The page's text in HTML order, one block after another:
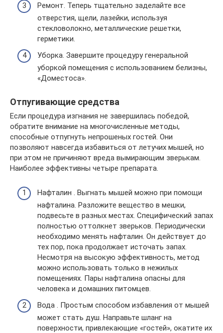
Ремонт. Теперь тщательно заделайте все
отверстия, щели, лазейки, используя
стекловолокно, металлические решетки,
герметики.
Уборка. Завершите процедуру генеральной
уборкой помещения с использованием белизны,
«Доместоса».
Отпугивающие средства
Если процедура изгнания не завершилась победой,
обратите внимание на многочисленные методы,
способные отпугнуть непрошеных гостей. Они
позволяют навсегда избавиться от летучих мышей, но
при этом не причиняют вреда вымирающим зверькам.
Наиболее эффективны четыре препарата.
Нафталин . Выгнать мышей можно при помощи
нафталина. Разложите вещество в мешки,
подвесьте в разных местах. Специфический запах
полностью оттолкнет зверьков. Периодически
необходимо менять нафталин. Он действует до
тех пор, пока продолжает источать запах.
Несмотря на высокую эффективность, метод
можно использовать только в нежилых
помещениях. Пары нафталина опасны для
человека и домашних питомцев.
Вода . Простым способом избавления от мышей
может стать душ. Направьте шланг на
поверхности, привлекающие «гостей», окатите их